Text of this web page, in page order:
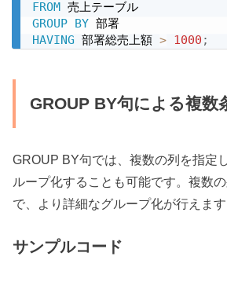
FROM
売上テーブル
GROUP
BY
部署
HAVING 部署総売上額 > 1000 ;
GROUP BY句による複数
GROUP BY句では、複数の列を指定
ループ化することも可能です。複数
で、より詳細なグループ化が行えます
サンプルコード